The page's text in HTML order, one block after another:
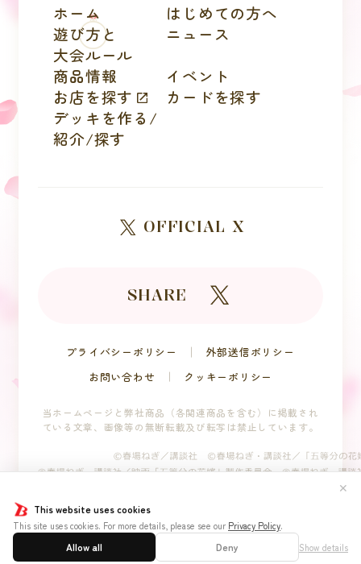
This website uses cookies
This site uses cookies. For more details, please see our Privacy Policy.
Allow all Deny Show details
✕
ホーム
はじめての方へ
遊び方と
大会ルール
ニュース
商品情報
イベント
お店を探す
カードを探す
デッキを作る/
紹介/探す
OFFICIAL X
SHARE
プライバシーポリシー
外部送信ポリシー
お問い合わせ
クッキーポリシー
当ホームページと弊社商品（各関連商品を含む）に掲載され
ている文章、 画像等の無断転載及び転写は禁止しています。